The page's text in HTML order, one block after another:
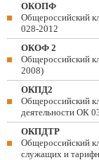
ОКОПФ
Общероссийский
028-2012
ОКОФ 2
Общероссийский
2008)
ОКПД2
Общероссийский
деятельности ОК
ОКПДТР
Общероссийский
служащих и